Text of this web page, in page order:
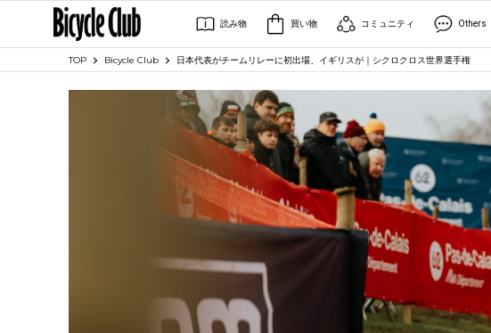
読み物 買い物 コミュニティ Others
TOP Bicycle Club 日本代表がチームリレーに初出場、イギリスが｜シクロクロス世界選手権